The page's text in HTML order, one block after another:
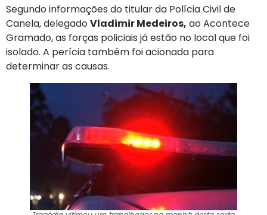
Segundo informações do titular da Polícia Civil de
Canela, delegadoVladimir Medeiros, ao Acontece
Gramado, as forças policiais já estão no local que foi
isolado. A perícia também foi acionada para
determinar as causas.